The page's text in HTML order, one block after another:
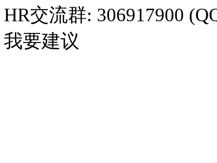
HR交流群: 306917900
我要建议